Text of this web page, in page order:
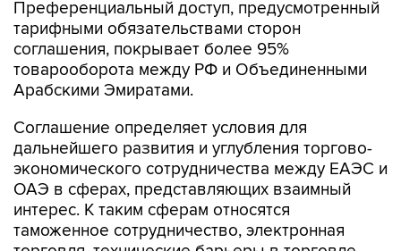
Преференциальный доступ, предусмотренный
тарифными обязательствами сторон
соглашения, покрывает более 95%
товарооборота между РФ и Объединенными
Арабскими Эмиратами.
Соглашение определяет условия для
дальнейшего развития и углубления торгово-
экономического сотрудничества между ЕАЭС и
ОАЭ в сферах, представляющих взаимный
интерес. К таким сферам относятся
таможенное сотрудничество, электронная